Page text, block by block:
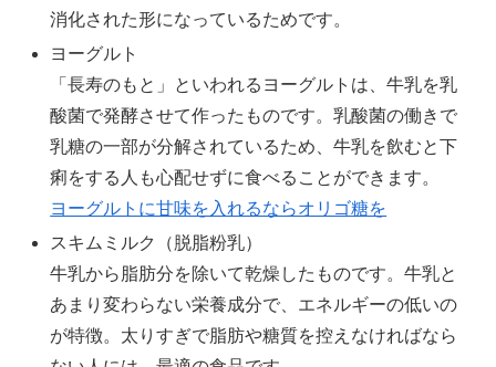
消化された形になっているためです。
ヨーグルト
「長寿のもと」といわれるヨーグルトは、牛乳を乳
酸菌で発酵させて作ったものです。乳酸菌の働きで
乳糖の一部が分解されているため、牛乳を飲むと下
痢をする人も心配せずに食べることができます。
ヨーグルトに甘味を入れるならオリゴ糖を
スキムミルク（脱脂粉乳）
牛乳から脂肪分を除いて乾燥したものです。牛乳と
あまり変わらない栄養成分で、エネルギーの低いの
が特徴。太りすぎで脂肪や糖質を控えなければなら